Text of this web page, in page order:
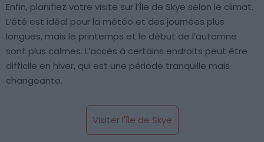
Enfin, planifiez votre visite sur l’Île de Skye selon le climat.
L’été est idéal pour la météo et des journées plus
longues, mais le printemps et le début de l’automne
sont plus calmes. L’accès à certains endroits peut être
difficile en hiver, qui est une période tranquille mais
changeante.
Visiter l'Île de Skye